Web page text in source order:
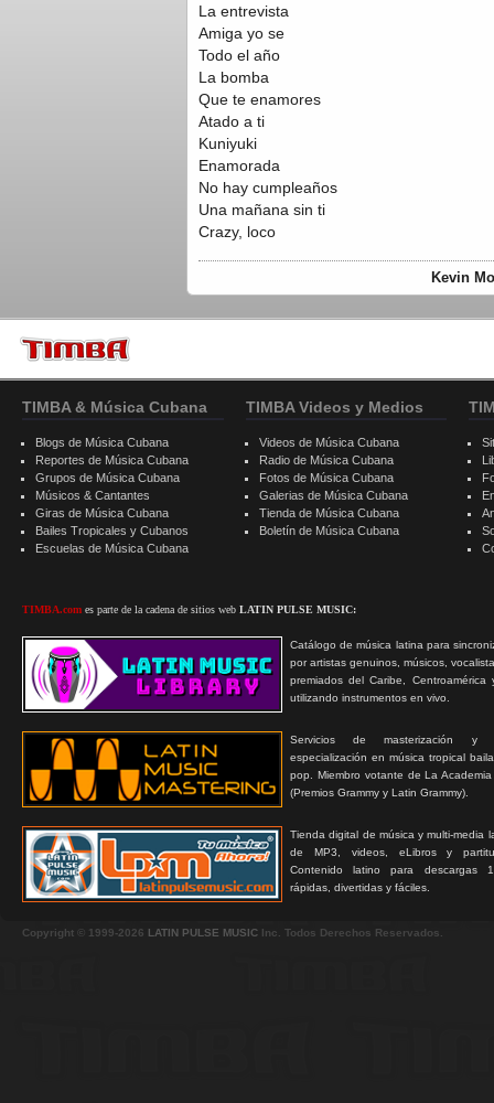
La entrevista
Amiga yo se
Todo el año
La bomba
Que te enamores
Atado a ti
Kuniyuki
Enamorada
No hay cumpleaños
Una mañana sin ti
Crazy, loco
Kevin
TIMBA & Música Cubana
Blogs de Música Cubana
Reportes de Música Cubana
Grupos de Música Cubana
Músicos & Cantantes
Giras de Música Cubana
Bailes Tropicales y Cubanos
Escuelas de Música Cubana
TIMBA.com es parte de la cadena de sitios web LATIN PULSE MUSIC:
Catálogo de música latina para
por artistas genuinos, músicos,
premiados del Caribe, Centroamérica
utilizando instrumentos en vivo.
Servicios de masterización y
especialización en música tropical
pop. Miembro votante de La
(Premios Grammy y Latin Grammy).
Tienda digital de música y multi-media
de MP3, videos, eLibros y
Contenido latino para descargas
rápidas, divertidas y fáciles.
TIMBA Videos y Medios
Videos de Música Cubana
Radio de Música Cubana
Fotos de Música Cubana
Galerias de Música Cubana
Tienda de Música Cubana
Boletín de Música Cubana
Copyright © 1999-2026 LATIN PULSE MUSIC Inc. Todos Derechos Reservados.